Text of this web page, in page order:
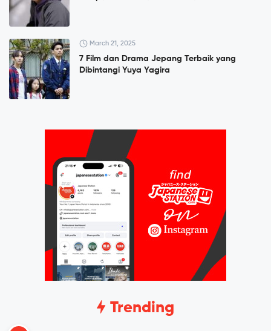
March 21, 2025
7 Film dan Drama Jepang Terbaik yang
Dibintangi Yuya Yagira
Trending